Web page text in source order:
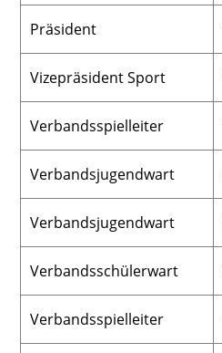
Präsident
Vizepräsident Sport
Verbandsspielleiter
Verbandsjugendwart
Verbandsjugendwart
Verbandsschülerwart
Verbandsspielleiter